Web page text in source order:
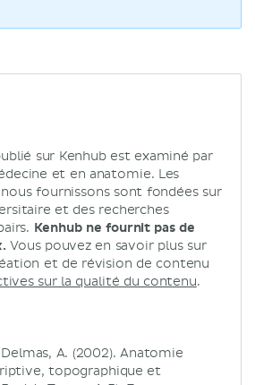
sur Kenhub est examiné par
et en anatomie. Les
fournissons sont fondées sur
et des recherches
Kenhub ne fournit pas de
Vous pouvez en savoir plus sur
et de révision de contenu
sur la qualité du contenu.
A. (2002). Anatomie
topographique et